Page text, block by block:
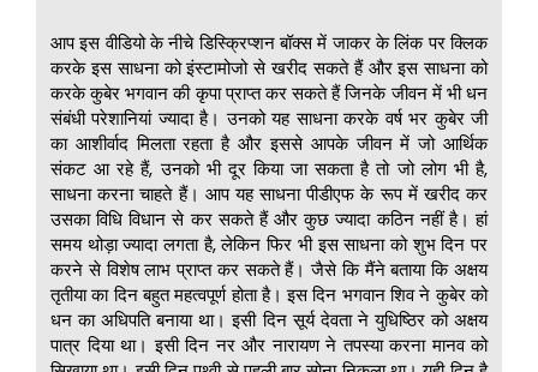
आप इस वीडियो के नीचे डिस्क्रिप्शन बॉक्स में जाकर के लिंक पर क्लिक
करके इस साधना को इंस्टामोजो से खरीद सकते हैं और इस साधना को
करके कुबेर भगवान की कृपा प्राप्त कर सकते हैं जिनके जीवन में भी धन
संबंधी परेशानियां ज्यादा है। उनको यह साधना करके वर्ष भर कुबेर जी
का आशीर्वाद मिलता रहता है और इससे आपके जीवन में जो आर्थिक
संकट आ रहे हैं, उनको भी दूर किया जा सकता है तो जो लोग भी है,
साधना करना चाहते हैं। आप यह साधना पीडीएफ के रूप में खरीद कर
उसका विधि विधान से कर सकते हैं और कुछ ज्यादा कठिन नहीं है। हां
समय थोड़ा ज्यादा लगता है, लेकिन फिर भी इस साधना को शुभ दिन पर
करने से विशेष लाभ प्राप्त कर सकते हैं। जैसे कि मैंने बताया कि अक्षय
तृतीया का दिन बहुत महत्वपूर्ण होता है। इस दिन भगवान शिव ने कुबेर को
धन का अधिपति बनाया था। इसी दिन सूर्य देवता ने युधिष्ठिर को अक्षय
पात्र दिया था। इसी दिन नर और नारायण ने तपस्या करना मानव को